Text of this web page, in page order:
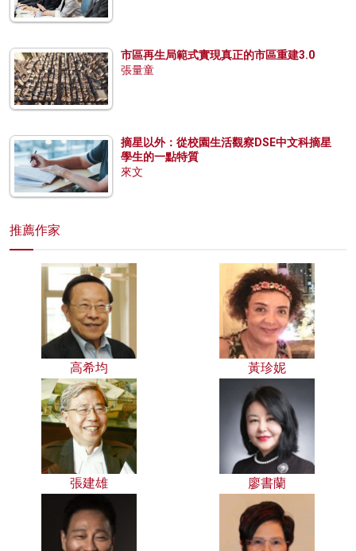
市區再生局範式實現真正的市區重建3.0
張量童
摘星以外：從校園生活觀察DSE中文科摘星
學生的一點特質
來文
推薦作家
高希均 黃珍妮
張建雄 廖書蘭